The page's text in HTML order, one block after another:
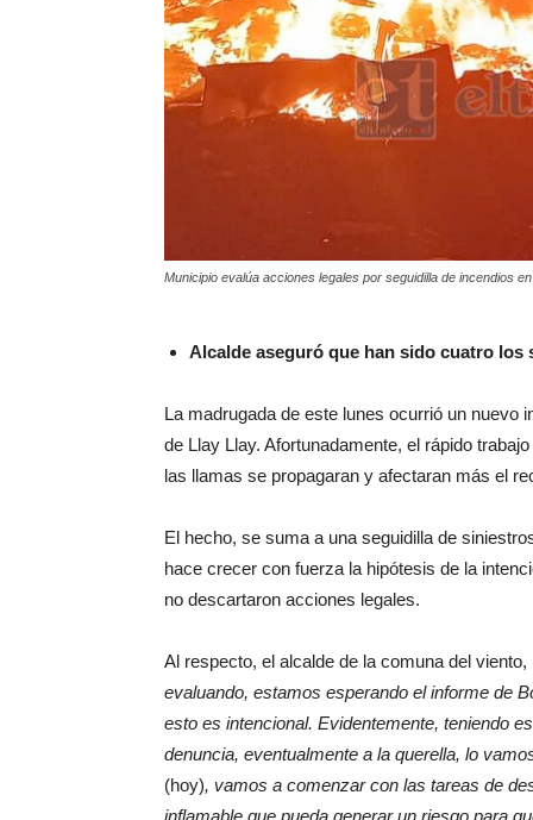
Municipio evalúa acciones legales por seguidilla de incendios
Alcalde aseguró que han sido cuatro los
La madrugada de este lunes ocurrió un nuevo
de Llay Llay. Afortunadamente, el rápido
las llamas se propagaran y afectaran más el
El hecho, se suma a una seguidilla de
hace crecer con fuerza la hipótesis de la
no descartaron acciones legales.
Al respecto, el alcalde de la comuna del viento,
evaluando, estamos esperando el informe de
esto es intencional. Evidentemente, teniendo
denuncia, eventualmente a la querella, lo
(hoy), vamos a comenzar con las tareas de
inflamable que pueda generar un riesgo para